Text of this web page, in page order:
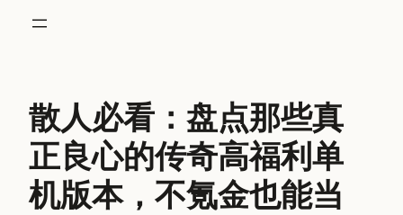
散人必看：盘点那些真
正良心的传奇高福利单
机版本，不氪金也能当